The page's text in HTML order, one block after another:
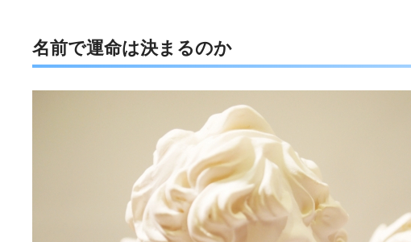
e
b
t
t
e
n
e
名前で運命は決まるのか